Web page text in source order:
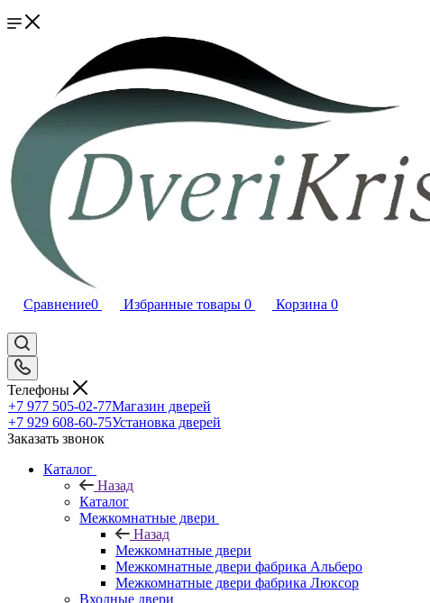
Сравнение0 Избранные товары 0 Корзина 0
Телефоны
+7 977 505-02-77Магазин дверей
+7 929 608-60-75Установка дверей
Заказать звонок
Каталог
Назад
Каталог
Межкомнатные двери
Назад
Межкомнатные двери
Межкомнатные двери фабрика Альберо
Межкомнатные двери фабрика Люксор
Входные двери